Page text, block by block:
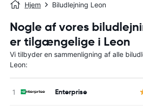
Hjem Biludlejning Leon
Nogle af vores
er tilgængelige i Leon
Vi tilbyder en sammenligning af alle
Leon:
Enterprise